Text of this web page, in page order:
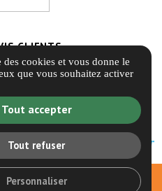
mail
CLIENTS
des cookies et vous donne le
que vous souhaitez activer
Tout accepter
Tout refuser
Personnaliser